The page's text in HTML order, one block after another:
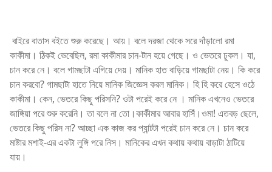
বাইরে বাতাস বইতে শুরু করেছে। আয়। বলে দরজা থেকে সরে দাঁড়ালো রমা
কাকীমা। ঠিকই ভেবেছিল, রমা কাকীমার চান-টান হয়ে গেছে। ও ভেতরে ঢুকল। যা,
চান করে নে। বলে গামছাটা এগিয়ে দেয়। মানিক হাত বাড়িয়ে গামছাটা নেয়। কি করে
চান করবো? গামছাটা হাতে নিয়ে মানিক জিজ্ঞেস করল মানিক। হি হি করে হেসে ওঠে
কাকীমা। কেন, ভেতরে কিছু পরিসনি? ওটা পরেই করে নে । মানিক এখনেও ভেতরে
জাঙ্গিয়া পরে শুরু করেনি। তা বলে না তো।কাকীমার আবার হাসিঁ।ওমা! এতবড় ছেলে,
ভেতরে কিছু পরিস না? আচ্ছা এক কাজ কর প্যান্টটা পরেই চান করে নে। চান করে
মাষ্টার মশাই-এর একটা লুঙ্গি পরে নিস। মানিকের এখন কথায় কথায় বাড়াটা ঠাটিয়ে
যায়।